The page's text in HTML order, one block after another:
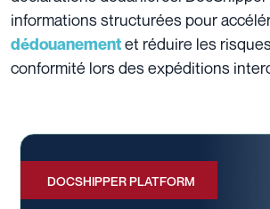
informations structurées pour
dédouanementet réduire les
conformité lors des expéditions
DOCSHIPPER PLATFORM